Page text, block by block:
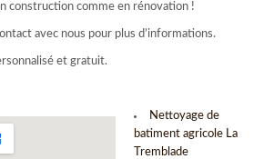
construction comme en rénovation !
avec nous pour plus d’informations.
et gratuit.
Nettoyage de
batiment agricole La
Tremblade